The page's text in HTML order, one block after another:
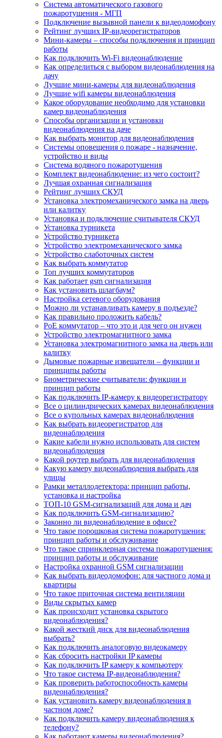
Система автоматического газового
пожаротушения - МГП
Подключение вызывной панели к видеодомофону
Рейтинг лучших IP-видеорегистраторов
Мини-камеры – способы подключения и принцип
работы
Как подключить Wi-Fi видеонаблюдение
Как определиться с выбором видеонаблюдения на
дачу
Лучшие мини-камеры для видеонаблюдения
Лучшие wifi камеры видеонаблюдения
Какое оборудование необходимо для установки
камер видеонаблюдения
Способы организации и установки
видеонаблюдения на даче
Как выбрать монитор для видеонаблюдения
Системы оповещения о пожаре - назначение,
устройство и виды
Система водяного пожаротушения
Комплект видеонаблюдение: из чего состоит?
Лучшая охранная сигнализация
Рейтинг лучших СКУД
Установка электромеханического замка на дверь
или калитку
Установка и подключение считывателя СКУД
Установка турникета
Устройство турникета
Устройство электромеханического замка
Устройство слаботочных систем
Как выбрать коммутатор
Топ лучших коммутаторов
Как работает gsm сигнализация
Как установить шлагбаум?
Настройка сетевого оборудования
Можно ли устанавливать камеру в подъезде?
Как правильно проложить кабель?
PoE коммутатор – что это и для чего он нужен
Устройство электромагнитного замка
Установка электромагнитного замка на дверь или
калитку
Дымовые пожарные извещатели – функции и
принципы работы
Биометрические считыватели: функции и
принцип работы
Как подключить IP-камеру к видеорегистратору
Все о цилиндрических камерах видеонаблюдения
Все о купольных камерах видеонаблюдения
Как выбрать видеорегистратор для
видеонаблюдения
Какие кабели нужно использовать для систем
видеонаблюдения
Какой роутер выбрать для видеонаблюдения
Какую камеру видеонаблюдения выбрать для
улицы
Рамки металлодетектора: принцип работы,
установка и настройка
ТОП-10 GSM-сигнализаций для дома и дач
Как подключить GSM-сигнализацию?
Законно ли видеонаблюдение в офисе?
Что такое порошковая система пожаротушения:
принцип работы и обслуживание
Что такое спринклерная система пожаротушения:
принцип работы и обслуживание
Настройка охранной GSM сигнализации
Как выбрать видеодомофон: для частного дома и
квартиры
Что такое приточная система вентиляции
Виды скрытых камер
Как происходит установка скрытого
видеонаблюдения?
Какой жесткий диск для видеонаблюдения
выбрать?
Как подключить аналоговую видеокамеру
Как сбросить настройки IP камеры
Как подключить IP камеру к компьютеру
Что такое система IP-видеонаблюдения?
Как проверить работоспособность камеры
видеонаблюдения?
Как установить камеру видеонаблюдения в
частном доме?
Как подключить камеру видеонаблюдения к
телефону?
Как работают камеры видеонаблюдения?